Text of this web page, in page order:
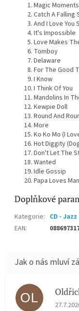
Magic Moments
Catch A Falling
And I Love You
It's Impossible
Love Makes
Tomboy
Delaware
For The Good
I Know
I Think Of You
Mandolins In
Kewpie Doll
Round And
More
Ko Ko Mo (I
Hot Diggity
Don't Let The
Wanted
Idle Gossip
Papa Loves
Doplňkové
Kategorie: CD - Jazz
EAN:
OL